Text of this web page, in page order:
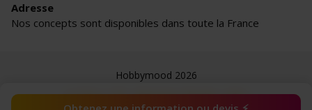
Adresse
Nos concepts sont disponibles dans toute la France
Hobbymood 2026
Le blog CGV Mentions légales Jobs